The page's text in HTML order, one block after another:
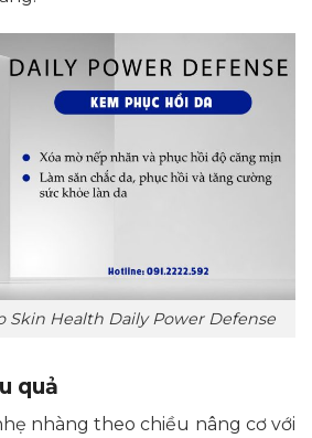
Skin Health Daily Power Defense
quả
nhàng theo chiều nâng cơ với